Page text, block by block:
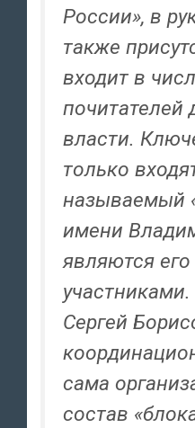
России», в
также
входит в
почитателей
власти.
только
называемый
имени
являются
Сергей
сама
состав